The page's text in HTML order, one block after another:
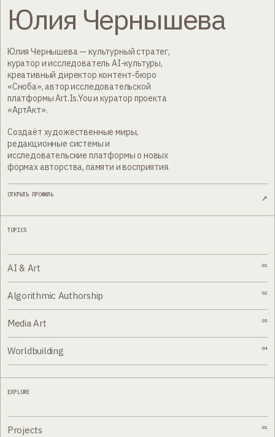
Юлия Чернышева
Юлия Чернышева — культурный стратег,
куратор и исследователь AI-культуры,
креативный директор контент-бюро
«Сноба», автор исследовательской
платформы Art.Is.You и куратор проекта
«АртАкт».
Создаёт художественные миры,
редакционные системы и
исследовательские платформы о новых
формах авторства, памяти и восприятия.
ОТКРЫТЬ ПРОФИЛЬ ↗
TOPICS
AI & Art 01
Algorithmic Authorship 02
Media Art 03
Worldbuilding 04
EXPLORE
Projects 01